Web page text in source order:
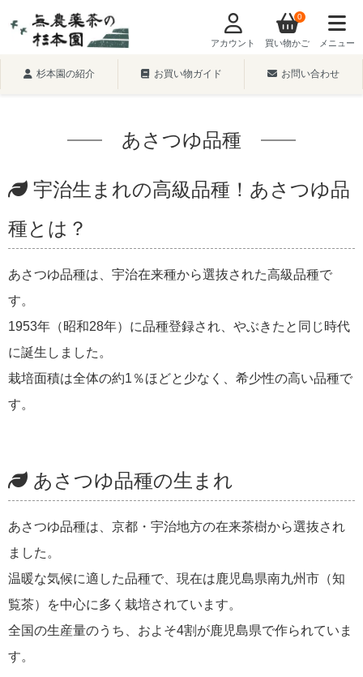
アカウント 買い物かご
0
メニュー
杉本園の紹介 お買い物ガイド お問い合わせ
あさつゆ品種
宇治生まれの高級品種！あさつゆ品
種とは？
あさつゆ品種は、宇治在来種から選抜された高級品種で
す。
1953年（昭和28年）に品種登録され、やぶきたと同じ時代
に誕生しました。
栽培面積は全体の約1％ほどと少なく、希少性の高い品種で
す。
あさつゆ品種の生まれ
あさつゆ品種は、京都・宇治地方の在来茶樹から選抜され
ました。
温暖な気候に適した品種で、現在は鹿児島県南九州市（知
覧茶）を中心に多く栽培されています。
全国の生産量のうち、およそ4割が鹿児島県で作られていま
す。